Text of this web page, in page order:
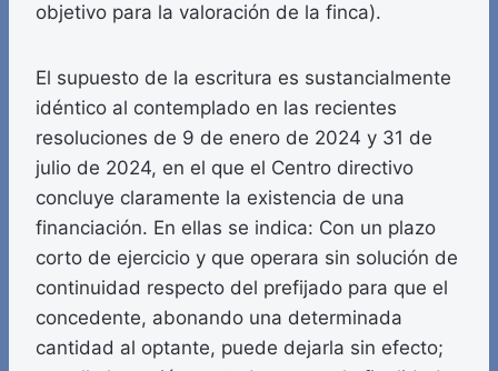
objetivo para la valoración de la finca).
El supuesto de la escritura es sustancialmente
idéntico al contemplado en las recientes
resoluciones de 9 de enero de 2024 y 31 de
julio de 2024, en el que el Centro directivo
concluye claramente la existencia de una
financiación. En ellas se indica: Con un plazo
corto de ejercicio y que operara sin solución de
continuidad respecto del prefijado para que el
concedente, abonando una determinada
cantidad al optante, puede dejarla sin efecto;